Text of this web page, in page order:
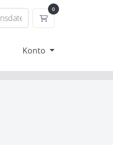
0
Mein Warenkorb
Konto